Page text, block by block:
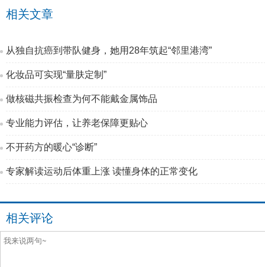
相关文章
从独自抗癌到带队健身，她用28年筑起“邻里港湾”
化妆品可实现“量肤定制”
做核磁共振检查为何不能戴金属饰品
专业能力评估，让养老保障更贴心
不开药方的暖心“诊断”
专家解读运动后体重上涨 读懂身体的正常变化
相关评论